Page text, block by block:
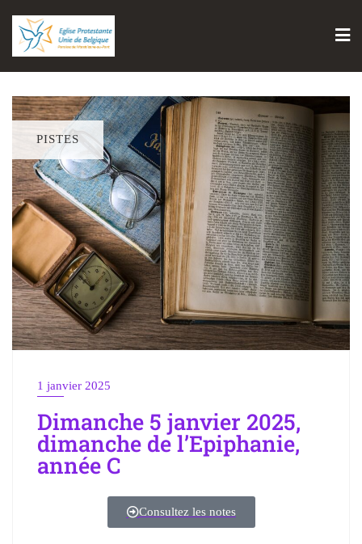
PISTES
1 janvier 2025
Dimanche 5 janvier 2025,
dimanche de l’Epiphanie,
année C
Consultez les notes